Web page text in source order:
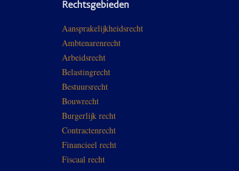
Rechtsgebieden
Aansprakelijkheidsrecht
Ambtenarenrecht
Arbeidsrecht
Belastingrecht
Bestuursrecht
Bouwrecht
Burgerlijk recht
Contractenrecht
Financieel recht
Fiscaal recht